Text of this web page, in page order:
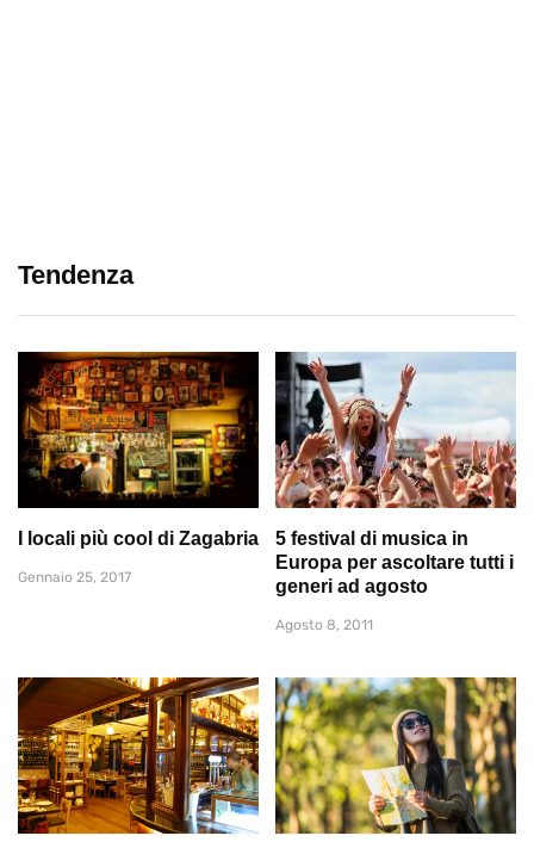
Tendenza
I locali più cool di Zagabria
Gennaio 25, 2017
5 festival di musica in
Europa per ascoltare tutti i
generi ad agosto
Agosto 8, 2011